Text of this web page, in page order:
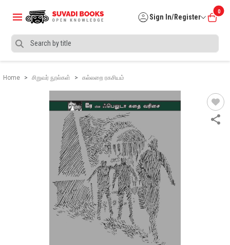
Sign In/Register
0
Home சிறுவர் நூல்கள் கல்லறை ரகசியம்